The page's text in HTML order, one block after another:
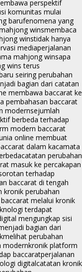
perspektif
komunitas mulai
barufenomena yang
winsmembaca
winstidak hanya
mediaperjalanan
mahjong winsapa
wins terus
seiring perubahan
bagian dari catatan
membawa baccarat ke
pembahasan baccarat
modernsejumlah
berbeda terhadap
modern baccarat
online membuat
dalam kacamata
catatan perubahan
masuk ke percakapan
terhadap
baccarat di tengah
kronik perubahan
melalui kronik
terdapat
mengungkap sisi
bagian dari
melihat perubahan
modernkronik platform
baccaratperjalanan
digitalcatatan kronik